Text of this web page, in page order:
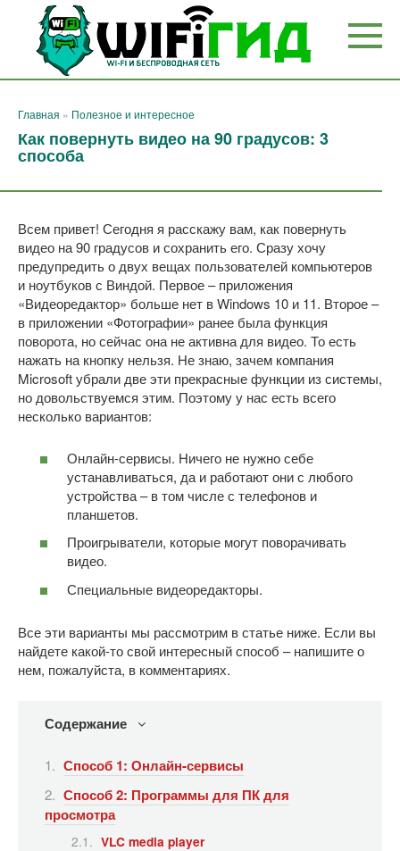
Перейти
контенту
Главная » Полезное и интересное
Как повернуть видео на 90 градусов: 3
способа
Всем привет! Сегодня я расскажу вам, как повернуть
видео на 90 градусов и сохранить его. Сразу хочу
предупредить о двух вещах пользователей компьютеров
и ноутбуков с Виндой. Первое – приложения
«Видеоредактор» больше нет в Windows 10 и 11. Второе –
в приложении «Фотографии» ранее была функция
поворота, но сейчас она не активна для видео. То есть
нажать на кнопку нельзя. Не знаю, зачем компания
Microsoft убрали две эти прекрасные функции из системы,
но довольствуемся этим. Поэтому у нас есть всего
несколько вариантов:
Онлайн-сервисы. Ничего не нужно себе
устанавливаться, да и работают они с любого
устройства – в том числе с телефонов и
планшетов.
Проигрыватели, которые могут поворачивать
видео.
Специальные видеоредакторы.
Все эти варианты мы рассмотрим в статье ниже. Если вы
найдете какой-то свой интересный способ – напишите о
нем, пожалуйста, в комментариях.
Содержание
Способ 1: Онлайн-сервисы
Способ 2: Программы для ПК для
просмотра
VLC media player